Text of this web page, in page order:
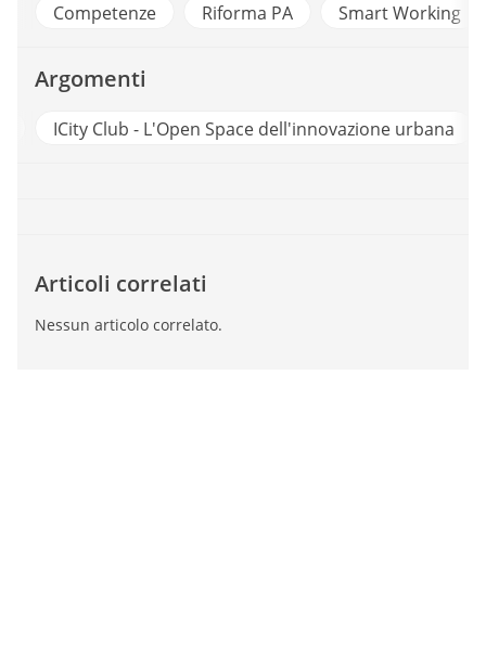
Competenze Riforma PA Smart Working
Argomenti
ICity Club - L'Open Space dell'innovazione urbana
Articoli correlati
Nessun articolo correlato.